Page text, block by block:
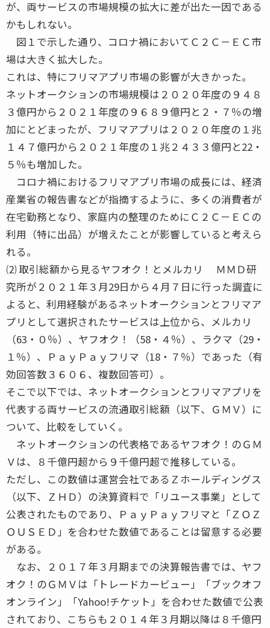
が、両サービスの市場規模の拡大に差が出た一因である
かもしれない。
図１で示した通り、コロナ禍においてＣ２Ｃ－ＥＣ市
場は大きく拡大した。
これは、特にフリマアプリ市場の影響が大きかった。
ネットオークションの市場規模は２０２０年度の９４８
３億円から２０２１年度の９６８９億円と２・７％の増
加にとどまったが、フリマアプリは２０２０年度の１兆
１４７億円から２０２１年度の１兆２４３３億円と22・
５％も増加した。
コロナ禍におけるフリマアプリ市場の成長には、経済
産業省の報告書などが指摘するように、多くの消費者が
在宅勤務となり、家庭内の整理のためにＣ２Ｃ－ＥＣの
利用（特に出品）が増えたことが影響していると考えら
れる。
⑵ 取引総額から見るヤフオク！とメルカリ ＭＭＤ研
究所が２０２１年３月29日から４月７日に行った調査に
よると、利用経験があるネットオークションとフリマア
プリとして選択されたサービスは上位から、メルカリ
（63・０％）、ヤフオク！（58・４％）、ラクマ（29・
１％）、ＰａｙＰａｙフリマ（18・７％）であった（有
効回答数３６０６、複数回答可）。
そこで以下では、ネットオークションとフリマアプリを
代表する両サービスの流通取引総額（以下、ＧＭＶ）に
ついて、比較をしていく。
ネットオークションの代表格であるヤフオク！のＧＭ
Ｖは、８千億円超から９千億円超で推移している。
ただし、この数値は運営会社であるＺホールディングス
（以下、ＺＨＤ）の決算資料で「リユース事業」として
公表されたものであり、ＰａｙＰａｙフリマと「ＺＯＺ
ＯＵＳＥＤ」を合わせた数値であることは留意する必要
がある。
なお、２０１７年３月期までの決算報告書では、ヤフ
オク！のＧＭＶは「トレードカービュー」「ブックオフ
オンライン」「Yahoo!チケット」を合わせた数値で公表
されており、こちらも２０１４年３月期以降は８千億円